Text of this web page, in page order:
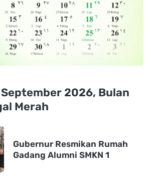
2026, Bulan
Merah
Gubernur Resmikan Rumah
Gadang Alumni SMKN 1